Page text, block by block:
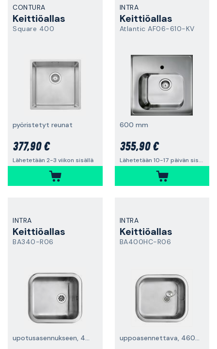
CONTURA
Keittiöallas
Square 400
pyöristetyt reunat
377,90 €
Lähetetään 2-3 viikon sisällä
INTRA
Keittiöallas
Atlantic AF06-610-KV
600 mm
355,90 €
Lähetetään 10-17 päivän sisällä
INTRA
Keittiöallas
BA340-R06
upotusasennukseen, 400 x 360 mm
INTRA
Keittiöallas
BA400HC-R06
uppoasennettava, 460 x 400 mm